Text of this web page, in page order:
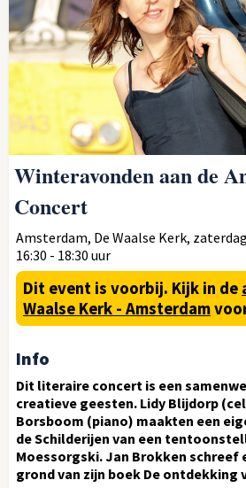
Winteravonden aan de
Concert
Amsterdam, De Waalse Kerk,
16:30 - 18:30 uur
Dit event is voorbij. Kijk in de
Waalse Kerk - Amsterdam
Info
Dit literaire concert is een
creatieve geesten. Lidy Blijdorp
Borsboom (piano) maakten een
de Schilderijen van een
Moessorgski. Jan Brokken schreef
grond van zijn boek De ontdekking